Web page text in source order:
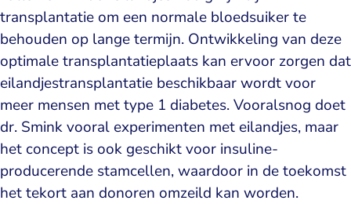
transplantatie om een normale bloedsuiker te
behouden op lange termijn. Ontwikkeling van deze
optimale transplantatieplaats kan ervoor zorgen dat
eilandjestransplantatie beschikbaar wordt voor
meer mensen met type 1 diabetes. Vooralsnog doet
dr. Smink vooral experimenten met eilandjes, maar
het concept is ook geschikt voor insuline-
producerende stamcellen, waardoor in de toekomst
het tekort aan donoren omzeild kan worden.